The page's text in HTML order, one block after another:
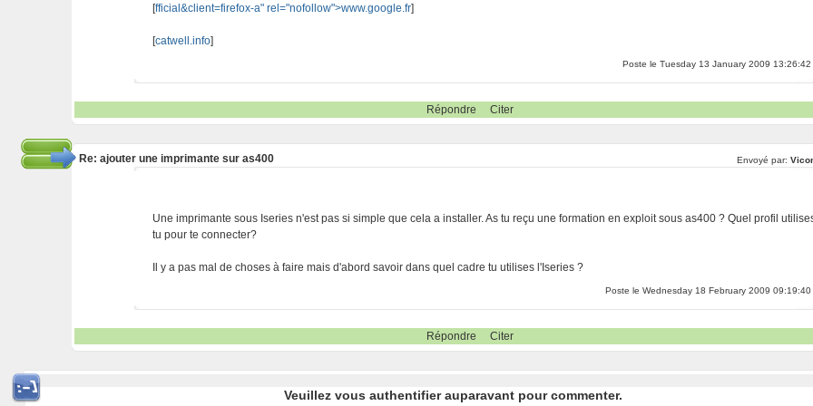
[fficial&client=firefox-a" rel="nofollow">www.google.fr]
[catwell.info]
Poste le Tuesday 13 January 2009 13:26:42
Répondre Citer
Re: ajouter une imprimante sur as400 Envoyé par:
Une imprimante sous Iseries n'est pas si simple que cela a installer. As tu reçu une formation en exploit sous as400 ? Quel profil
tu pour te connecter?
Il y a pas mal de choses à faire mais d'abord savoir dans quel cadre tu utilises l'Iseries ?
Poste le Wednesday 18 February 2009 09:19:40
Répondre Citer
Veuillez vous authentifier auparavant pour commenter.